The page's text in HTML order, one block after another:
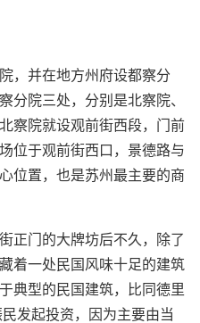
，并在地方州府设都察分
分院三处，分别是北察院、
察院就设观前街西段，门前
位于观前街西口，景德路与
位置，也是苏州最主要的商
正门的大牌坊后不久，除了
着一处民国风味十足的建筑
典型的民国建筑，比同德里
发起投资，因为主要由当